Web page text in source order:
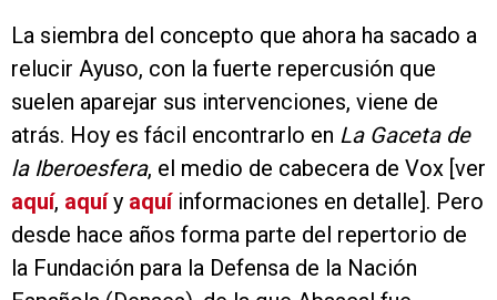
La siembra del concepto que ahora ha sacado a
relucir Ayuso, con la fuerte repercusión que
suelen aparejar sus intervenciones, viene de
atrás. Hoy es fácil encontrarlo en La Gaceta de
la Iberoesfera, el medio de cabecera de Vox [ver
aquí, aquíy aquíinformaciones en detalle]. Pero
desde hace años forma parte del repertorio de
la Fundación para la Defensa de la Nación